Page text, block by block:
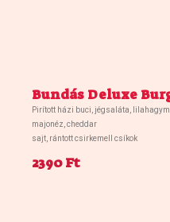
Bundás Deluxe
Pirított házi buci, jégsaláta,
majonéz, cheddar
sajt, rántott csirkemell csíkok
2390 Ft